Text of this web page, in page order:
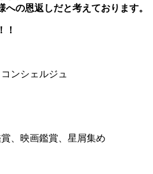
の恩返しだと考えております。
！
ンシェルジュ
、映画鑑賞、星屑集め